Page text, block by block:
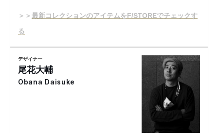
＞＞最新コレクションのアイテムをF/STOREでチェックす
る
デザイナー
尾花大輔
Obana Daisuke